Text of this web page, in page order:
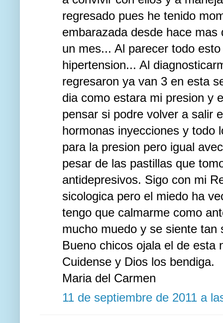
regresado pues he tenido
embarazada desde hace
un mes... Al parecer todo
hipertension... Al
regresaron ya van 3 en esta
dia como estara mi presion y
pensar si podre volver a salir
hormonas inyecciones y todo
para la presion pero igual
pesar de las pastillas que
antidepresivos. Sigo con mi
sicologica pero el miedo ha
tengo que calmarme como
mucho muedo y se siente tan
Bueno chicos ojala el de esta
Cuidense y Dios los bendiga.
Maria del Carmen
11 de septiembre de 2011 a